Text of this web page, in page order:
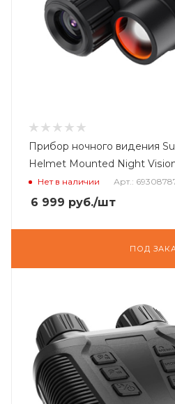
Прибор ночного видения
Helmet Mounted Night
Нет в наличии Арт.:
6 999 руб./шт
ПОД